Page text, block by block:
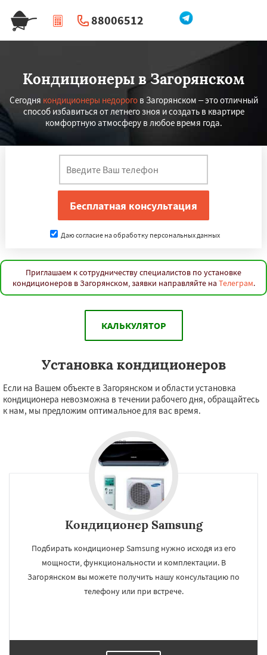
88006512
| Перезвоните мне
Кондиционеры в Загорянском
Сегодня кондиционеры недорогов Загорянском – это отличный
способ избавиться от летнего зноя и создать в квартире
комфортную атмосферу в любое время года.
Даю согласие на обработку персональных данных
Приглашаем к сотрудничеству специалистов по установке
кондиционеров в Загорянском, заявки направляйте на Телеграм.
КАЛЬКУЛЯТОР
Установка кондиционеров
Если на Вашем объекте в Загорянском и области установка
кондиционера невозможна в течении рабочего дня, обращайтесь
к нам, мы предложим оптимальное для вас время.
Кондиционер Samsung
Подбирать кондиционер Samsung нужно исходя из его
мощности, функциональности и комплектации. В
Загорянском вы можете получить нашу консультацию по
телефону или при встрече.